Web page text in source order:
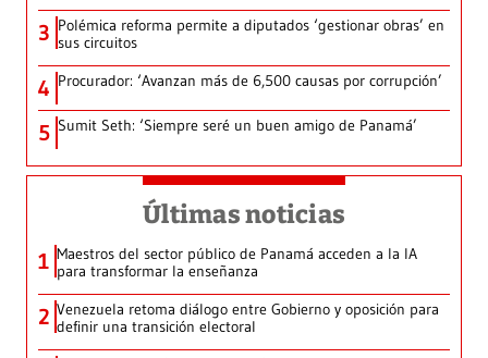
3 Polémica reforma permite a diputados ‘gestionar obras’ en
sus circuitos
4 Procurador: ‘Avanzan más de 6,500 causas por corrupción’
5 Sumit Seth: ‘Siempre seré un buen amigo de Panamá’
Últimas noticias
1 Maestros del sector público de Panamá acceden a la IA
para transformar la enseñanza
2 Venezuela retoma diálogo entre Gobierno y oposición para
definir una transición electoral